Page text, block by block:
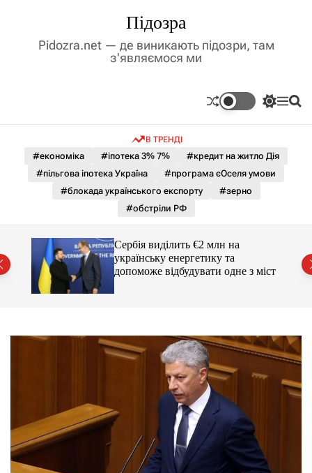
Підозра
Pidozra.net — де виникають підозри, там
з'являємося ми
П
м
к
а
р
р
е
и
М П
В ТРЕНДІ
#економіка #іпотека 3% 7%
#кредит на житло Дія
#пільгова іпотека Україна
#програма єОселя умови
#блокада українського експорту
#зерно
#обстріли РФ
Сербія виділить €2 млн на
українську енергетику та
допоможе відбудувати одне з міст